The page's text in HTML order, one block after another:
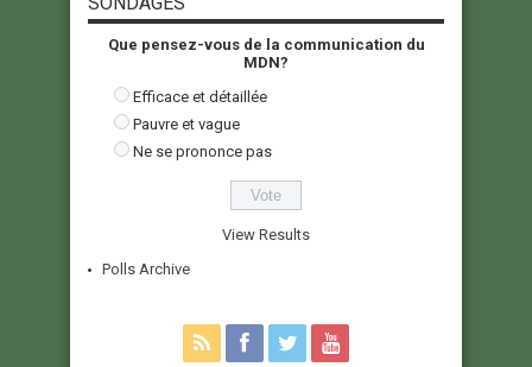
Que pensez-vous de la communication du
MDN?
Efficace et détaillée
Pauvre et vague
Ne se prononce pas
View Results
Polls Archive